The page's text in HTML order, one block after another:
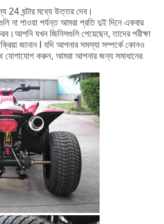
ঘন্টার মধ্যে উত্তর দেব।
না পাওয়া পর্যন্ত আমরা প্রতি দুই দিনে একবার
যখন জিনিসগুলি পেয়েছেন, তাদের পরীক্ষা
জানান I যদি আপনার সমস্যা সম্পর্কে কোনও
যোগাযোগ করুন, আমরা আপনার জন্য সমাধানের